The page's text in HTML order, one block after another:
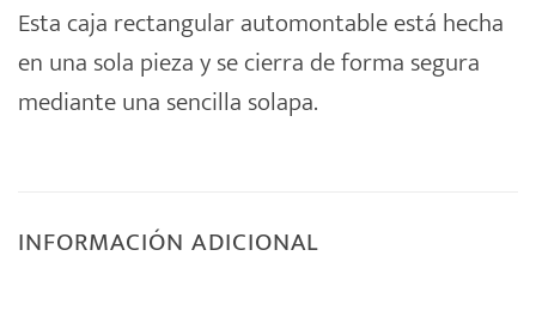
Esta caja rectangular automontable está hecha
en una sola pieza y se cierra de forma segura
mediante una sencilla solapa.
INFORMACIÓN ADICIONAL